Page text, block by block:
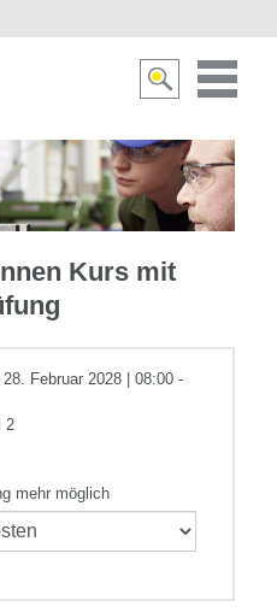
Suche
Kurs mit
Februar 2028 | 08:00 -
2
mehr möglich